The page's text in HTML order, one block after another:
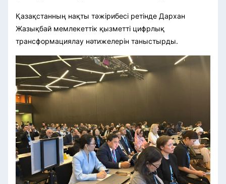
Қазақстанның нақты тәжірибесі ретінде Дархан
Жазықбай мемлекеттік қызметті цифрлық
трансформациялау нәтижелерін таныстырды.